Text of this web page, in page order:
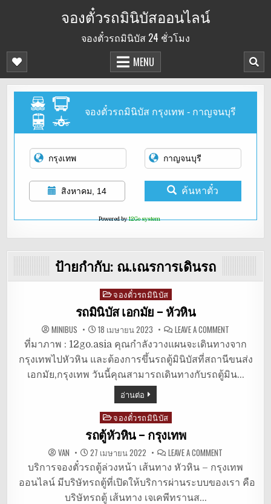
จองตั๋วรถมินิบัสออนไลน์
จองตั๋วรถมินิบัส 24 ชั่วโมง
MENU
จองตั๋วรถมินิบัส กรุงเทพ - กาญจนบุรี
สิงหาคม, 14 ค้นหาตั๋ว
Powered by12Go system
ป้ายกำกับ: ณ.เณรการเดินรถ
Posted
in
จองตั๋วรถมินิบัส
รถมินิบัส เอกมัย – หัวหิน
MINIBUS 18 เมษายน 2023 LEAVE A COMMENT
มิ
บัส
เอกมัย
–
ที่มาภาพ : 12go.asia คุณกำลังวางแผนจะเดินทางจาก
กรุงเทพไปหัวหิน และต้องการขึ้นรถตู้มินิบัสที่สถานีขนส่ง
เอกมัย,กรุงเทพ วันนี้คุณสามารถเดินทางกับรถตู้มิน…
อ่านต่อ
Posted
in
จองตั๋วรถมินิบัส
รถตู้หัวหิน – กรุงเทพ
VAN 27 เมษายน 2022 LEAVE A COMMENT
ตู้
–
บริการจองตั๋วรถตู้ล่วงหน้า เส้นทาง หัวหิน – กรุงเทพ
ออนไลน์ มีบริษัทรถตู้ที่เปิดให้บริการผ่านระบบของเรา คือ
บริษัทรถตู้ เส้นทาง เจเคพีทรานส…